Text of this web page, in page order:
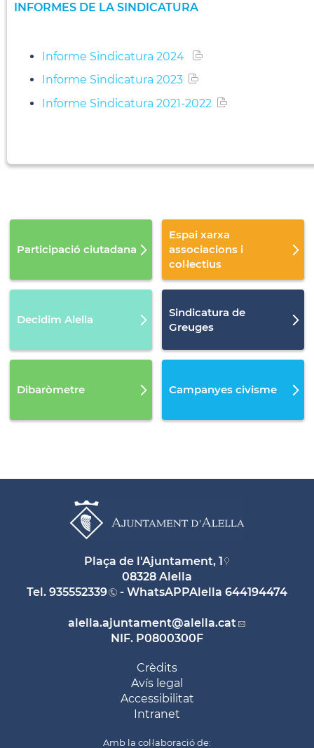
INFORMES DE LA SINDICATURA
Informe Sindicatura 2024
Informe Sindicatura 2023
Informe Sindicatura 2021-2022
Participació ciutadana
Espai xarxa
associacions i
col·lectius
Decidim Alella
Sindicatura de
Greuges
Dibaròmetre Campanyes civisme
Plaça de l'Ajuntament, 1
08328 Alella
Tel. 935552339 - WhatsAPPAlella 644194474
alella.ajuntament@alella.cat
NIF. P0800300F
Crèdits
Avís legal
Accessibilitat
Intranet
Amb la col·laboració de: